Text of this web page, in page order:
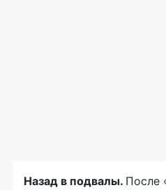
Назад в подвалы. После